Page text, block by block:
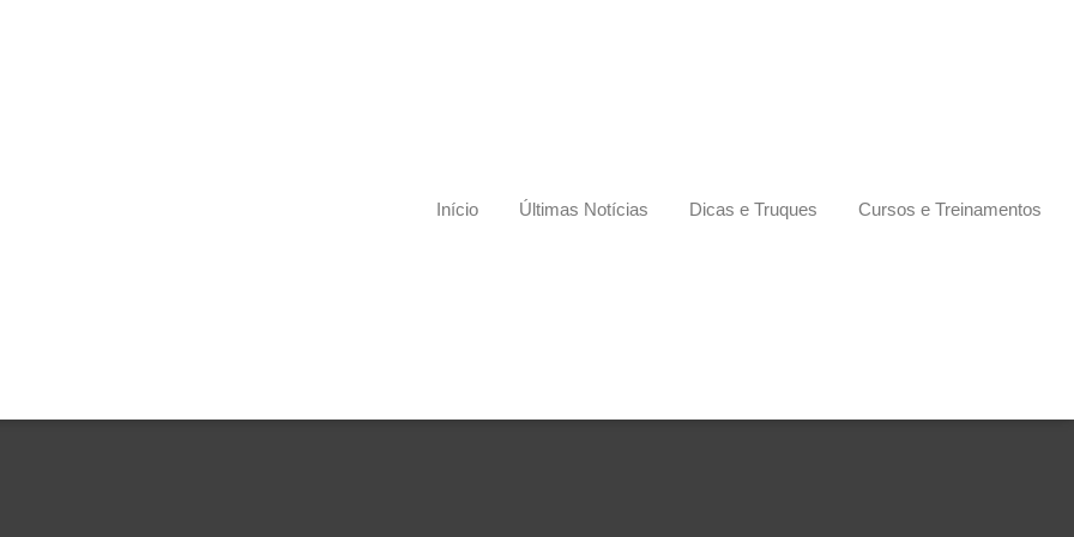
Início Últimas Notícias Dicas e Truques Cursos e Treinamentos